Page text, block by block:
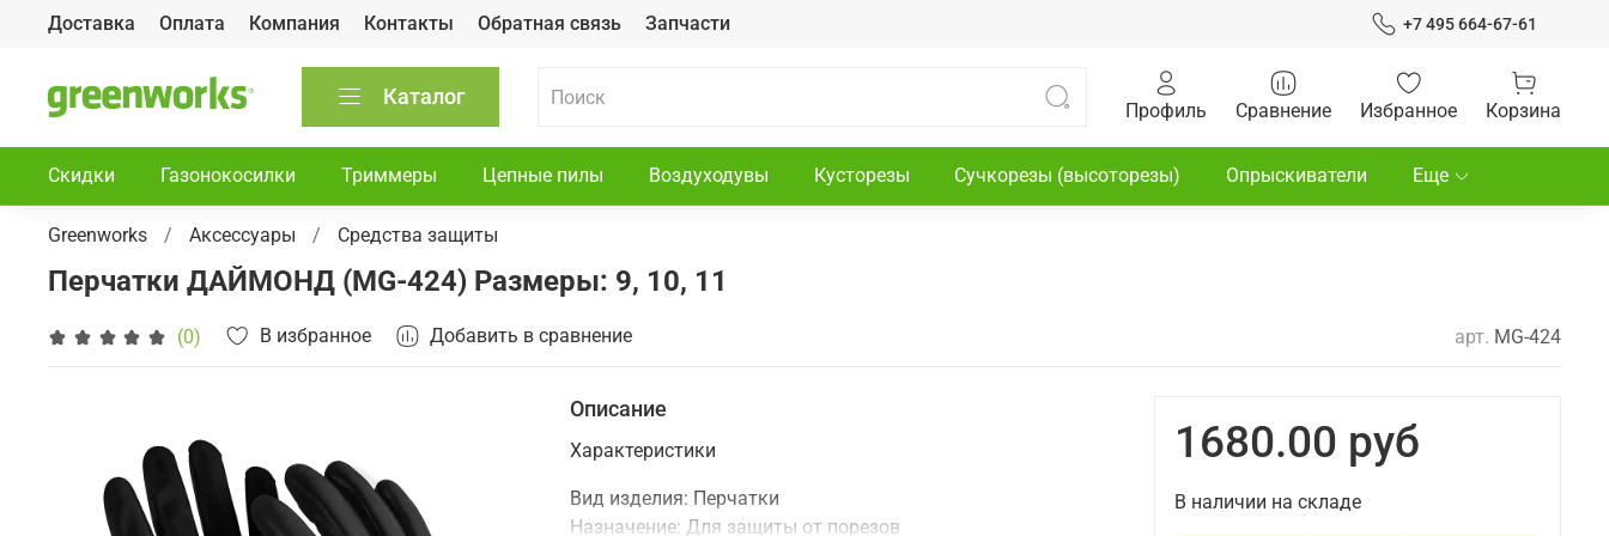
Доставка Оплата Компания Контакты Обратная связь Запчасти +7 495 664-67-61
Каталог
Профиль Сравнение Избранное Корзина
Скидки Газонокосилки Триммеры Цепные пилы Воздуходувы Кусторезы Сучкорезы (высоторезы) Опрыскиватели Еще
Greenworks Аксессуары Средства защиты
Перчатки ДАЙМОНД (MG-424) Размеры: 9, 10, 11
(0) В избранное Добавить в сравнение арт. MG-424
Описание
Характеристики
Вид изделия: Перчатки
Назначение:Для защиты от порезов
1680.00 руб
В наличии на складе